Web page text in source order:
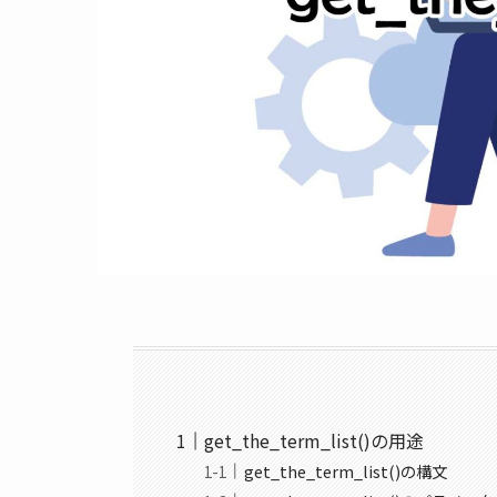
get_the_term_list()の用途
get_the_term_list()の構文